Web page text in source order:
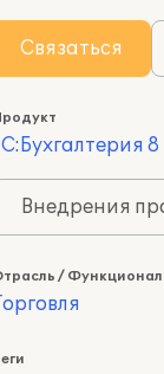
Связаться
8
Внедрения
/